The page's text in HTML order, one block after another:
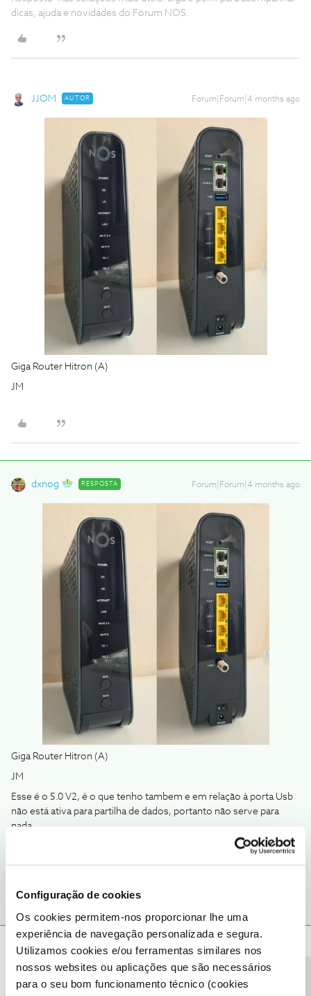
Configuração de cookies
Os cookies permitem-nos proporcionar lhe uma
experiência de navegação personalizada e segura.
Utilizamos cookies e/ou ferramentas similares nos
nossos websites ou aplicações que são necessários
para o seu bom funcionamento técnico (cookies
dicas, ajuda e novidades do Fórum NOS.
JJOM AUTOR Forum|Forum|4 months ago
Giga Router Hitron (A)
JM
dxnog RESPOSTA Forum|Forum|4 months ago
Giga Router Hitron (A)
JM
Esse é o 5.0 V2, é o que tenho tambem e em relação à porta Usb
não está ativa para partilha de dados, portanto não serve para
nada.
Jorge C Forum|Forum|4 months ago
Podem-me informar se o Giga Router Hitron (A) e Router Wi-Fi
5.0 são o mesmo?